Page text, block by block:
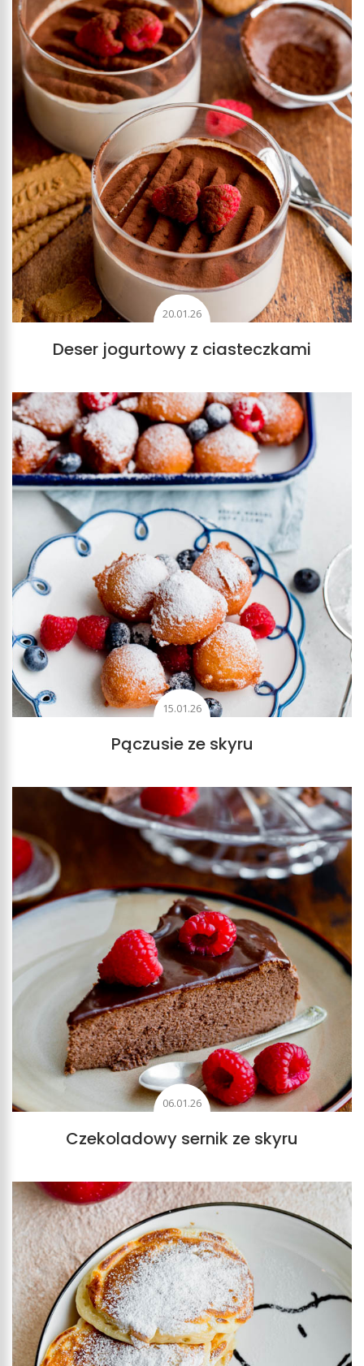
20.01.26
Deser jogurtowy z ciasteczkami
15.01.26
Pączusie ze skyru
06.01.26
Czekoladowy sernik ze skyru